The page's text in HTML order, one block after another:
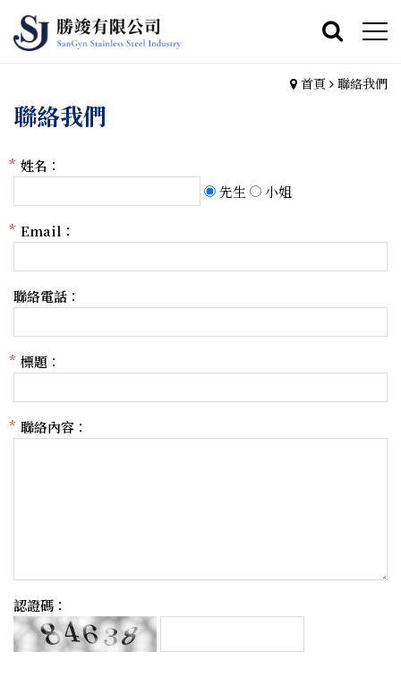
首頁 聯絡我們
聯絡我們
姓名：
先生
小姐
Email：
聯絡電話：
標題：
聯絡內容：
認證碼：